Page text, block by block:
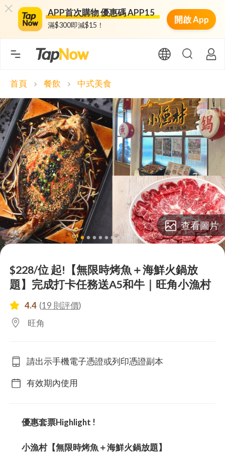
APP首次購物 優惠碼 APP15
滿$300即減$15！
開啟 App
首頁 chevron_right 餐飲 chevron_right 中式美食
lens lens lens lens lens lens lens lens lens lens
查看圖片
$228/位 起!【無限時烤魚＋海鮮火鍋放
題】完成打卡任務送A5和牛｜旺角小漁村
4.4 (19 則評價)
旺角
請出示手機電子憑證或列印憑證副本
有效期內使用
優惠套票Highlight !
小漁村【無限時烤魚＋海鮮火鍋放題】